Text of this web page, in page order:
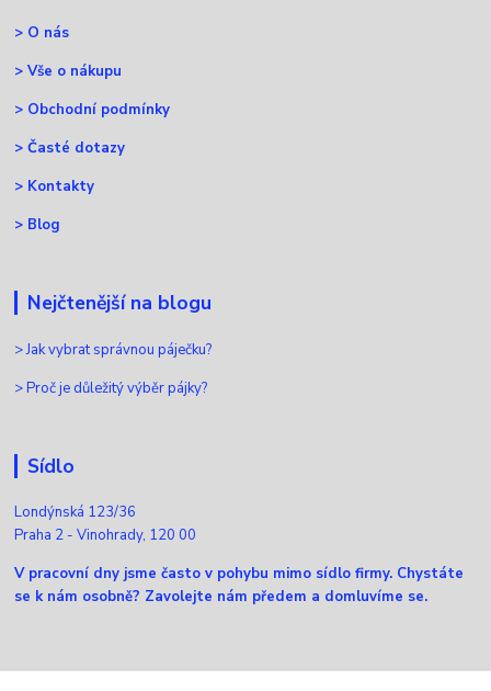
> O nás
>Vše o nákupu
> Obchodní podmínky
>Časté dotazy
> Kontakty
> Blog
Nejčtenější na blogu
>Jak vybrat správnou páječku?
>Proč je důležitý výběr pájky?
Sídlo
Londýnská 123/36
Praha 2 - Vinohrady, 120 00
V pracovní dny jsme často v pohybu mimo sídlo firmy. Chystáte
se k nám osobně? Zavolejte nám předem a domluvíme se.